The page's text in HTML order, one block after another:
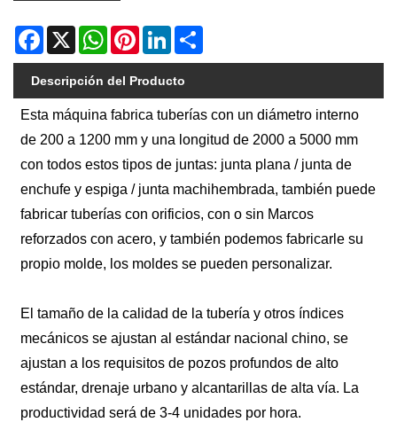
Facebook
X WhatsAppPinterestLinkedIn
Descripción del Producto
Esta máquina fabrica tuberías con un diámetro interno
de 200 a 1200 mm y una longitud de 2000 a 5000 mm
con todos estos tipos de juntas: junta plana / junta de
enchufe y espiga / junta machihembrada, también puede
fabricar tuberías con orificios, con o sin Marcos
reforzados con acero, y también podemos fabricarle su
propio molde, los moldes se pueden personalizar.
El tamaño de la calidad de la tubería y otros índices
mecánicos se ajustan al estándar nacional chino, se
ajustan a los requisitos de pozos profundos de alto
estándar, drenaje urbano y alcantarillas de alta vía. La
productividad será de 3-4 unidades por hora.